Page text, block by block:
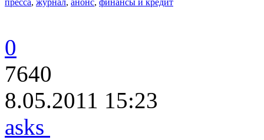
0
7640
8.05.2011 15:23
asks